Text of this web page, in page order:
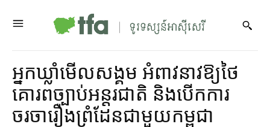
អ្នកឃ្លាំមើលសង្គម អំពាវនាវឱ្យថៃ
គោរពច្បាប់អន្តរជាតិ និងបើកការ
ចរចារឿងព្រំដែនជាមួយកម្ពុជា